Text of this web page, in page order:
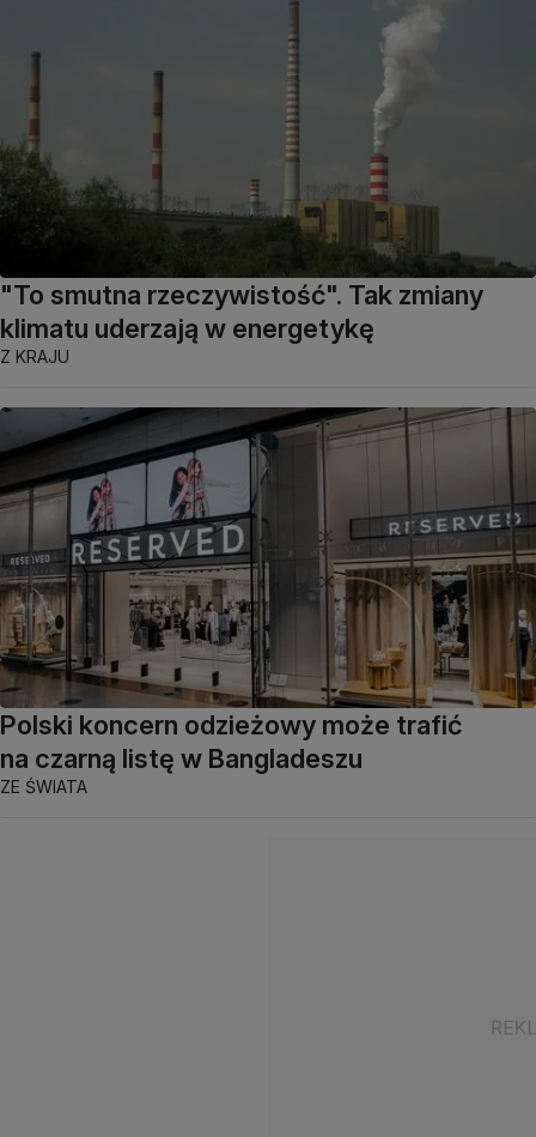
"To smutna rzeczywistość". Tak zmiany
klimatu uderzają w energetykę
Z KRAJU
Polski koncern odzieżowy może trafić
na czarną listę w Bangladeszu
ZE ŚWIATA